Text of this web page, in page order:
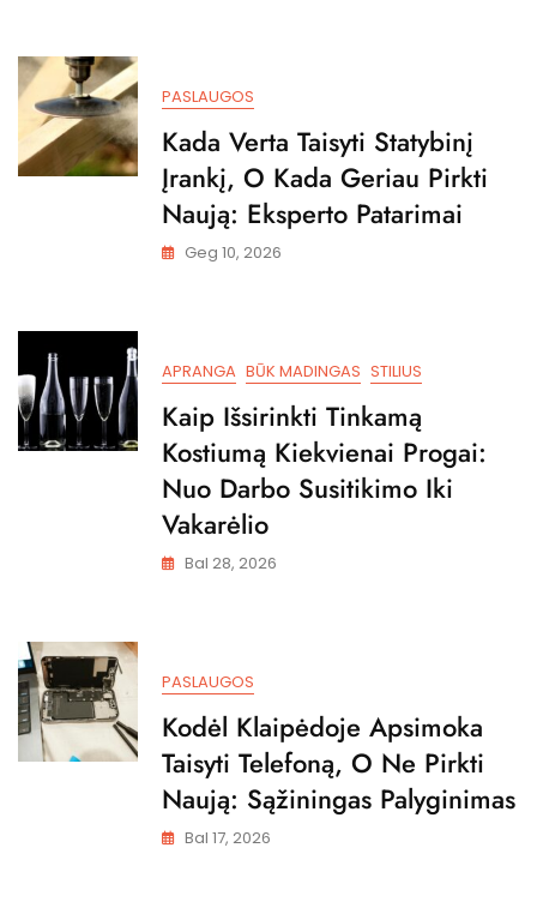
PASLAUGOS
Kada Verta Taisyti Statybinį
Įrankį, O Kada Geriau Pirkti
Naują: Eksperto Patarimai
Geg 10, 2026
APRANGA BŪK MADINGAS STILIUS
Kaip Išsirinkti Tinkamą
Kostiumą Kiekvienai Progai:
Nuo Darbo Susitikimo Iki
Vakarėlio
Bal 28, 2026
PASLAUGOS
Kodėl Klaipėdoje Apsimoka
Taisyti Telefoną, O Ne Pirkti
Naują: Sąžiningas Palyginimas
Bal 17, 2026